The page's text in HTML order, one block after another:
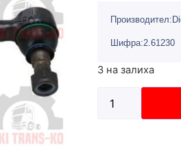
Шифра:2.61230
3 на залиха